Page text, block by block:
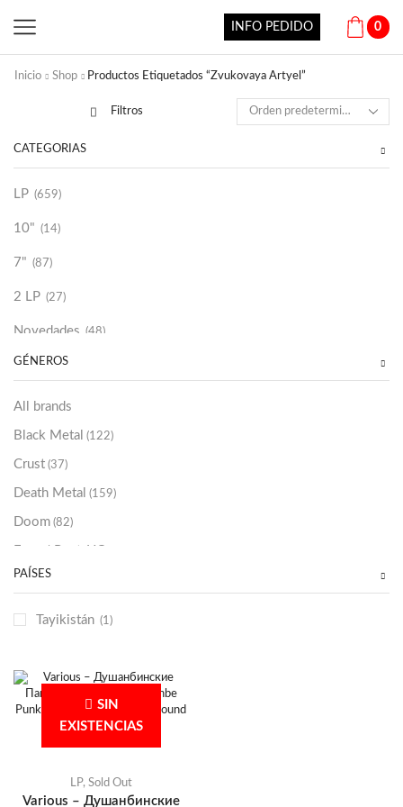
INFO PEDIDO 0
Inicio Shop Productos Etiquetados “Zvukovaya Artyel”
Filtros
CATEGORÍAS
LP (659)
10" (14)
7" (87)
2 LP (27)
Novedades (48)
Vinilako (34)
Sold Out
GÉNEROS
All brands
Black Metal (122)
Crust (37)
Death Metal (159)
Doom (82)
Grindcore
Otros
(25)
PAÍSES
Tayikistán (1)
SIN
EXISTENCIAS
LP, Sold Out
Various – Душанбинские